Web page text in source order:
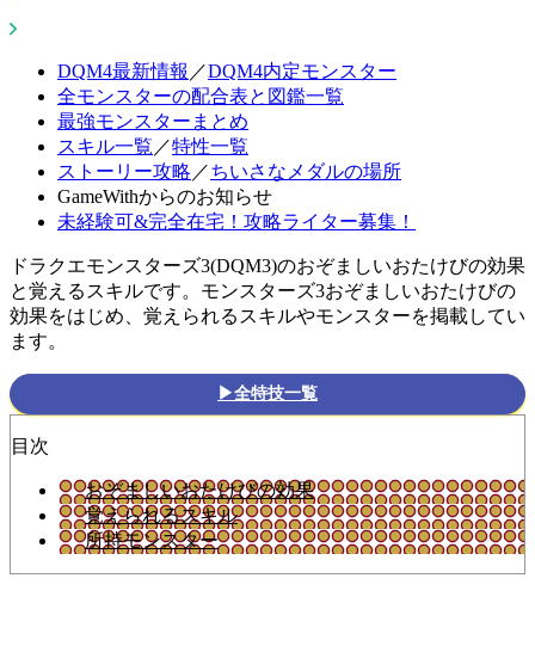
DQM4最新情報 ／DQM4内定モンスター
全モンスターの配合表と図鑑一覧
最強モンスターまとめ
スキル一覧 ／特性一覧
ストーリー攻略 ／ちいさなメダルの場所
GameWithからのお知らせ
未経験可&完全在宅！攻略ライター募集！
ドラクエモンスターズ3(DQM3)のおぞましいおたけびの効果
と覚えるスキルです。モンスターズ3おぞましいおたけびの
効果をはじめ、覚えられるスキルやモンスターを掲載してい
ます。
▶全特技一覧
目次
おぞましいおたけびの効果
覚えられるスキル
所持モンスター